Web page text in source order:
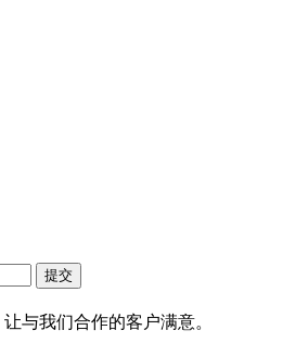
提交
与我们合作的客户满意。